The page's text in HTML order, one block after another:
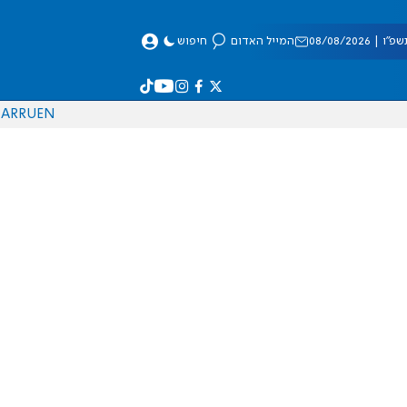
08/2026 המייל האדום חיפוש
EN
RU
AR